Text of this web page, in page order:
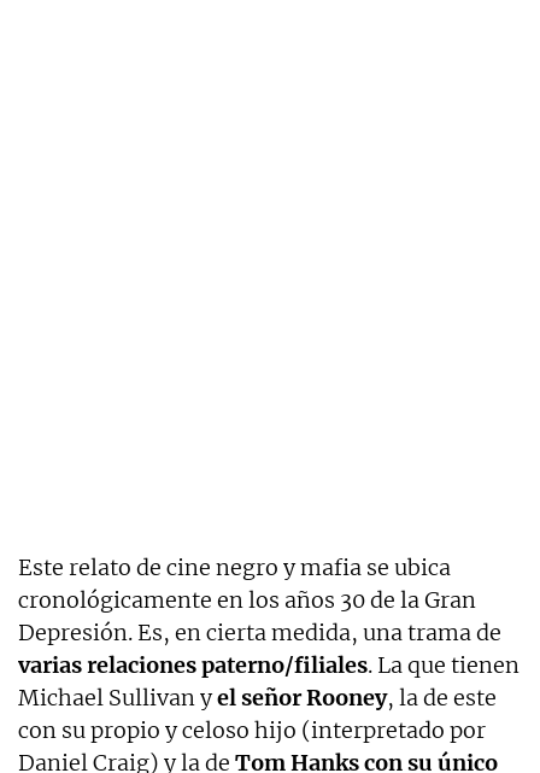
Este relato de cine negro y mafia se ubica
cronológicamente en los años 30 de la Gran
Depresión. Es, en cierta medida, una trama de
varias relaciones paterno/filiales. La que tienen
Michael Sullivan yel señor Rooney, la de este
con su propio y celoso hijo (interpretado por
Daniel Craig) y la de Tom Hanks con su único